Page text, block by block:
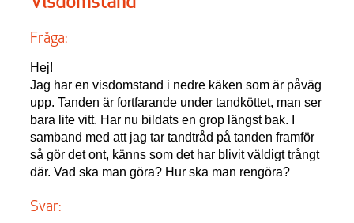
Fråga:
Hej!
Jag har en visdomstand i nedre käken som är påväg
upp. Tanden är fortfarande under tandköttet, man ser
bara lite vitt. Har nu bildats en grop längst bak. I
samband med att jag tar tandtråd på tanden framför
så gör det ont, känns som det har blivit väldigt trångt
där. Vad ska man göra? Hur ska man rengöra?
Svar: